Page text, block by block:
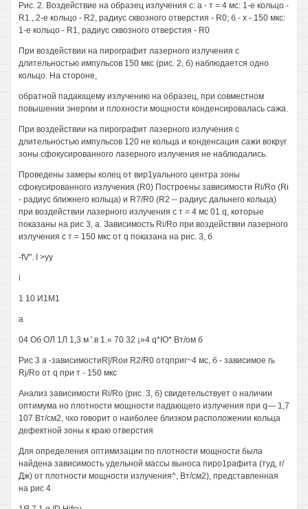
Рис. 2. Воздействие на образец излучения с: а - т = 4 мс: 1-е кольцо -
R1 , 2-е кольцо - R2, радиус сквозного отверстия - R0; б - х - 150 мкс:
1-е кольцо - R1, радиус сквозного отверстия - R0
При воздействии на пирографит лазерного излучения с
длительностью импульсов 150 мкс (рис. 2, б) наблюдается одно
кольцо. На стороне,
обратной падающему излучению на образец, при совместном
повышении энергии и плохности мощности конденсировалась сажа.
При воздействии на пирографит лазерного излучения с
длительностью импульсов 120 не кольца и конденсация сажи вокруг
зоны сфокусированного лазерного излучения не наблюдались.
Проведены замеры колец от вир1уального центра зоны
сфокусированного излучения (R0) Построены зависимости Ri/Ro (Ri
- радиус ближнего кольца) и R7/R0 (R2 -- радиус дальнего кольца)
при воздействии лазерного излучения с т = 4 мс 01 q, которые
показаны на рис 3, а. Зависимость Ri/Ro при воздействии лазерного
излучения с т = 150 мкс от q показана на рис. 3, б
-fV". I >уу
i
1 10 И1М1
а
04 Об ОЛ 1Л 1,3 м '.в 1.« 70 32 ¡»4 q*IO* Вт/ом б
Рис 3 а -зависимостиR|/Roи R2/R0 отqприг~4 мс, б - зависимое гь
Rj/Ro от q при т - 150 мкс
Анализ зависимости Ri/Ro (рис. 3, б) свидетельствует о наличии
оптимума но плотности мощности падающего излучения при q— 1,7
107 Вт/см2, чхо говорит о наиболее близком расположении кольца
дефектной зоны к краю отверстия
Для определения оптимизации по плотности мощности была
найдена зависимость удельной массы выноса пиро1рафита (туд, г/
Дж) от плотности мощности излучения^, Вт/см2), представленная
на рис 4